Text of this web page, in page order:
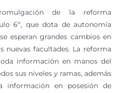
de la reforma
6º, que dota de autonomía
esperan grandes cambios en
nuevas facultades. La reforma
información en manos del
sus niveles y ramas, además
información en posesión de